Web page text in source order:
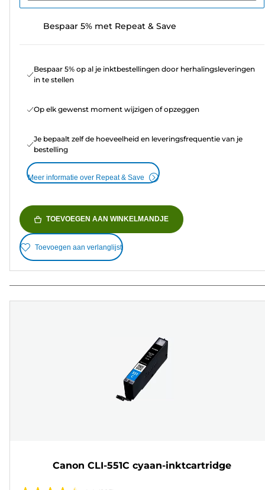
Bespaar 5% met Repeat & Save
Bespaar 5% op al je inktbestellingen door herhalingsleveringen
in te stellen
Op elk gewenst moment wijzigen of opzeggen
Je bepaalt zelf de hoeveelheid en leveringsfrequentie van je
bestelling
Meer informatie over Repeat & Save
TOEVOEGEN AAN WINKELMANDJE
Toevoegen aan verlanglijst
Canon CLI-551C cyaan-inktcartridge